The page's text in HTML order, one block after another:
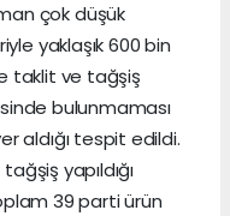
çok düşük
yaklaşık 600 bin
taklit ve tağşiş
bulunmaması
aldığı tespit edildi.
yapıldığı
39 parti ürün